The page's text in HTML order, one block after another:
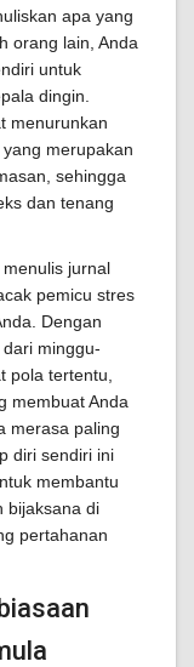
apa yang
orang lain, Anda
untuk
dingin.
menurunkan
merupakan
sehingga
dan tenang
jurnal
pemicu stres
Dengan
minggu-
pola tertentu,
membuat Anda
merasa paling
diri sendiri ini
membantu
bijaksana di
pertahanan